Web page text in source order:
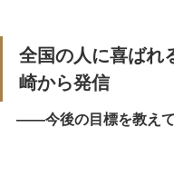
全国の人に喜ばれ
崎から発信
――今後の目標を教えて